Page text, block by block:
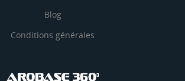
Blog
Conditions générales